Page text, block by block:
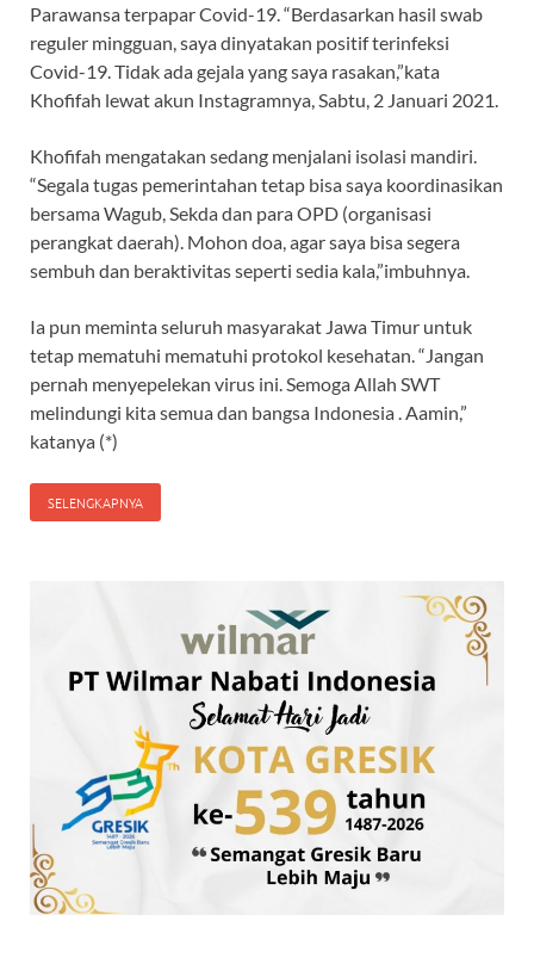
Parawansa terpapar Covid-19. “Berdasarkan hasil swab
reguler mingguan, saya dinyatakan positif terinfeksi
Covid-19. Tidak ada gejala yang saya rasakan,”kata
Khofifah lewat akun Instagramnya, Sabtu, 2 Januari 2021.
Khofifah mengatakan sedang menjalani isolasi mandiri.
“Segala tugas pemerintahan tetap bisa saya koordinasikan
bersama Wagub, Sekda dan para OPD (organisasi
perangkat daerah). Mohon doa, agar saya bisa segera
sembuh dan beraktivitas seperti sedia kala,”imbuhnya.
Ia pun meminta seluruh masyarakat Jawa Timur untuk
tetap mematuhi mematuhi protokol kesehatan. “Jangan
pernah menyepelekan virus ini. Semoga Allah SWT
melindungi kita semua dan bangsa Indonesia . Aamin,”
katanya (*)
SELENGKAPNYA